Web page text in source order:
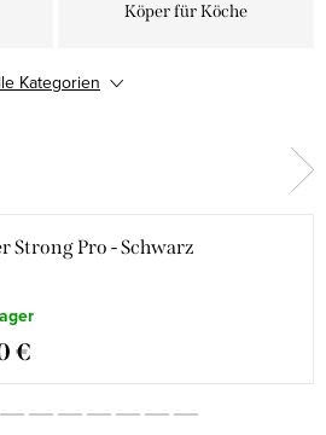
Köper für Köche
Nicht brennbare Stoffe
Kategorien
Strong Pro - Schwarz
€